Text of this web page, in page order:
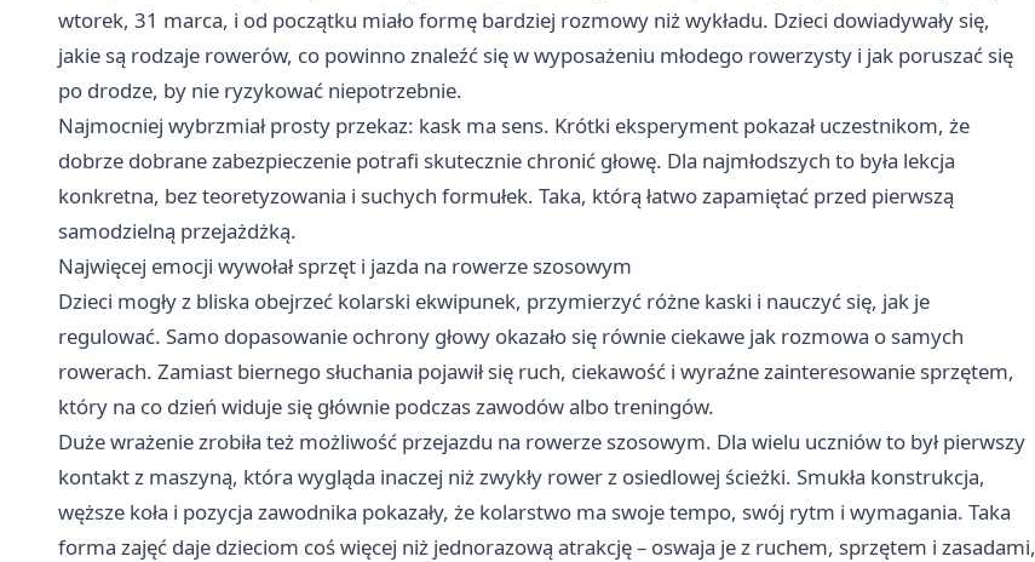
wtorek, 31 marca, i od początku miało formę bardziej rozmowy niż wykładu. Dzieci dowiadywały się,
jakie są rodzaje rowerów, co powinno znaleźć się w wyposażeniu młodego rowerzysty i jak poruszać się
po drodze, by nie ryzykować niepotrzebnie.
Najmocniej wybrzmiał prosty przekaz: kask ma sens. Krótki eksperyment pokazał uczestnikom, że
dobrze dobrane zabezpieczenie potrafi skutecznie chronić głowę. Dla najmłodszych to była lekcja
konkretna, bez teoretyzowania i suchych formułek. Taka, którą łatwo zapamiętać przed pierwszą
samodzielną przejażdżką.
Najwięcej emocji wywołał sprzęt i jazda na rowerze szosowym
Dzieci mogły z bliska obejrzeć kolarski ekwipunek, przymierzyć różne kaski i nauczyć się, jak je
regulować. Samo dopasowanie ochrony głowy okazało się równie ciekawe jak rozmowa o samych
rowerach. Zamiast biernego słuchania pojawił się ruch, ciekawość i wyraźne zainteresowanie sprzętem,
który na co dzień widuje się głównie podczas zawodów albo treningów.
Duże wrażenie zrobiła też możliwość przejazdu na rowerze szosowym. Dla wielu uczniów to był pierwszy
kontakt z maszyną, która wygląda inaczej niż zwykły rower z osiedlowej ścieżki. Smukła konstrukcja,
węższe koła i pozycja zawodnika pokazały, że kolarstwo ma swoje tempo, swój rytm i wymagania. Taka
forma zajęć daje dzieciom coś więcej niż jednorazową atrakcję – oswaja je z ruchem, sprzętem i zasadami,